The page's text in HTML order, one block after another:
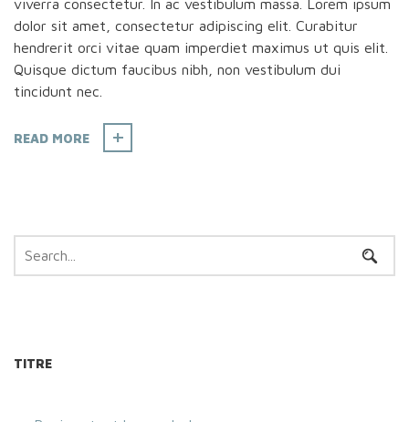
viverra consectetur. In ac vestibulum massa. Lorem ipsum
dolor sit amet, consectetur adipiscing elit. Curabitur
hendrerit orci vitae quam imperdiet maximus ut quis elit.
Quisque dictum faucibus nibh, non vestibulum dui
tincidunt nec.
READ MORE
TITRE